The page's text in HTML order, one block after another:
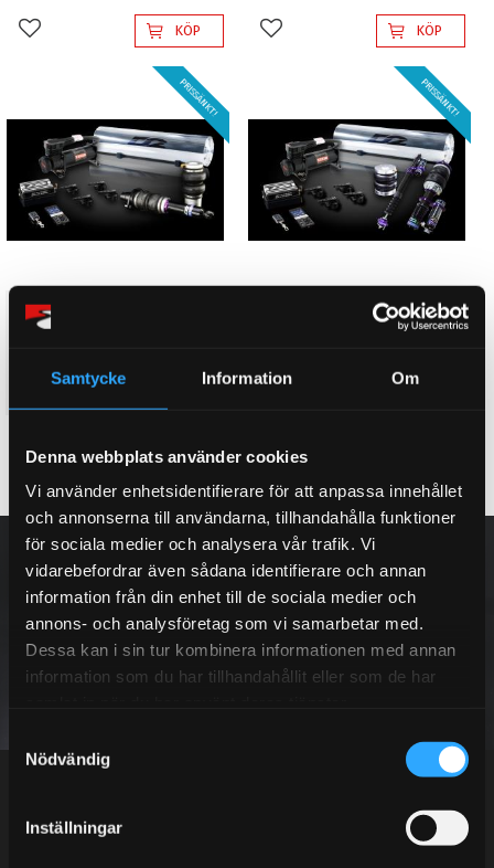
Samtycke Information Om
Denna webbplats använder cookies
Vi använder enhetsidentifierare för att anpassa innehållet
och annonserna till användarna, tillhandahålla funktioner
för sociala medier och analysera vår trafik. Vi
vidarebefordrar även sådana identifierare och annan
information från din enhet till de sociala medier och
annons- och analysföretag som vi samarbetar med.
Dessa kan i sin tur kombinera informationen med annan
information som du har tillhandahållit eller som de har
Nödvändig
Inställningar
Lägg till i favoriterKÖP Lägg till i favoriterKÖP
5. D2 Luftkit Gold SUBARU XV
GT 4WD (17~Upp)
53 995
PRISSÄNKT!
Lägg till i favoriter
6. D2 Luftkit Diamond SUBARU
65 795
PRISSÄNKT!
Lägg till i favoriter
NYHETSBREV
PRENUMERERA